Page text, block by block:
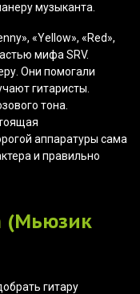
музыканта.
«Yellow», «Red»,
мифа SRV.
Они помогали
гитаристы.
тона.
аппаратуры сама
и правильно
(Мьюзик
гитару